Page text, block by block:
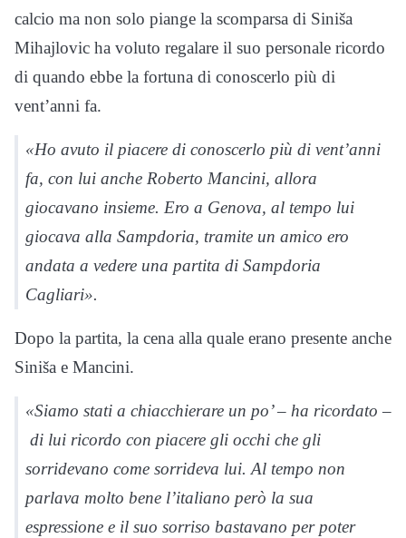
calcio ma non solo piange la scomparsa di Siniša
Mihajlovic ha voluto regalare il suo personale ricordo
di quando ebbe la fortuna di conoscerlo più di
vent’anni fa.
«Ho avuto il piacere di conoscerlo più di vent’anni
fa, con lui anche Roberto Mancini, allora
giocavano insieme. Ero a Genova, al tempo lui
giocava alla Sampdoria, tramite un amico ero
andata a vedere una partita di Sampdoria
Cagliari».
Dopo la partita, la cena alla quale erano presente anche
Siniša e Mancini.
«Siamo stati a chiacchierare un po’ – ha ricordato –
di lui ricordo con piacere gli occhi che gli
sorridevano come sorrideva lui. Al tempo non
parlava molto bene l’italiano però la sua
espressione e il suo sorriso bastavano per poter